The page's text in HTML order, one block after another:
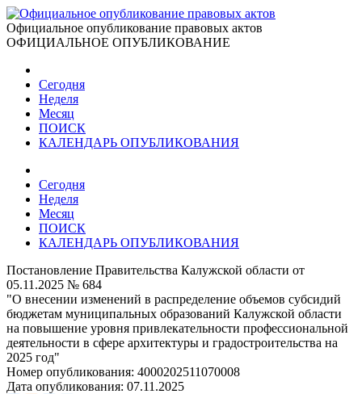
Официальное опубликование правовых актов
ОФИЦИАЛЬНОЕ ОПУБЛИКОВАНИЕ
Сегодня
Неделя
Месяц
ПОИСК
КАЛЕНДАРЬ ОПУБЛИКОВАНИЯ
Сегодня
Неделя
Месяц
ПОИСК
КАЛЕНДАРЬ ОПУБЛИКОВАНИЯ
Постановление Правительства Калужской области от
05.11.2025 № 684
"О внесении изменений в распределение объемов субсидий
бюджетам муниципальных образований Калужской области
на повышение уровня привлекательности профессиональной
деятельности в сфере архитектуры и градостроительства на
2025 год"
Номер опубликования: 4000202511070008
Дата опубликования: 07.11.2025